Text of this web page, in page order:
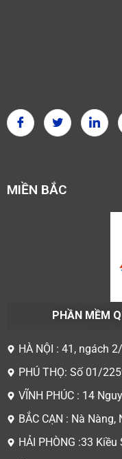
MIỀN BẮC
PHẦN MỀM
HÀ NỘI : 41, ngách
PHÚ THỌ: Số 01/
VĨNH PHÚC : 14
BẮC CẠN : Nà
HẢI PHÒNG :33